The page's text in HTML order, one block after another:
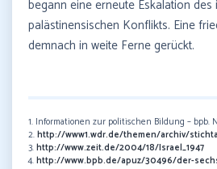
begann eine erneute Eskalation des
palästinensischen Konflikts. Eine
demnach in weite Ferne gerückt.
1. Informationen zur politischen Bildung – bpb.
2.http://www1.wdr.de/themen/archiv/
3.http://www.zeit.de/2004/18/Israel_1947
4.http://www.bpb.de/apuz/30496/der-